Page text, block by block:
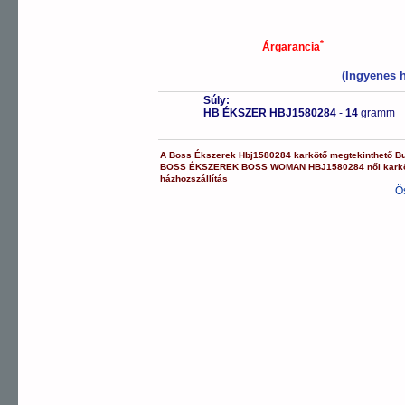
Árgarancia*
(Ingyenes
Súly:
HB ÉKSZER HBJ1580284 - 14 gramm
ABoss Ékszerek Hbj1580284 karkötő megtekinthető
BOSS ÉKSZEREK BOSS WOMAN HBJ1580284 női
házhozszállítás